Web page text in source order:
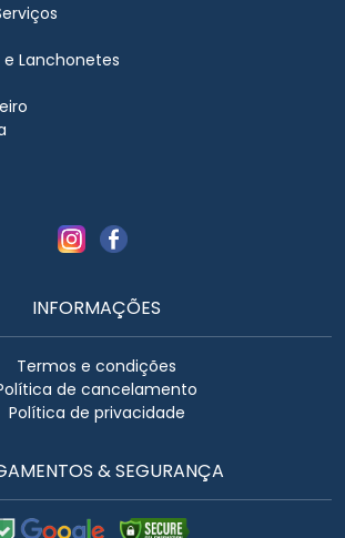
Lanchonetes
INFORMAÇÕES
Termos e condições
de cancelamento
Política de privacidade
& SEGURANÇA